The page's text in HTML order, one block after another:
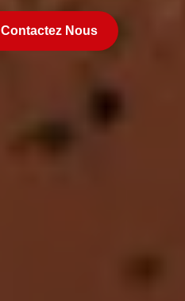
Contactez Nous